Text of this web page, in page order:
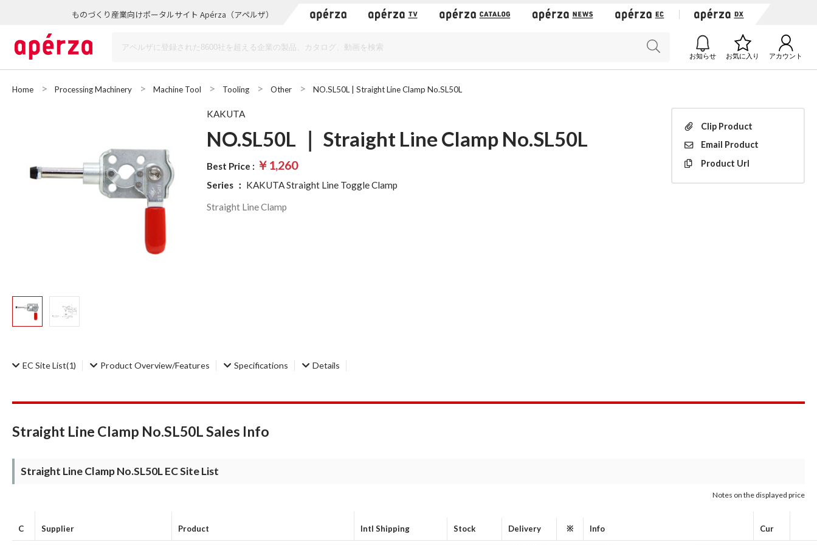
ものづくり産業向けポータルサイト Apérza（アペルザ）
お知らせ お気に入り アカウント
Home Processing Machinery Machine Tool Tooling Other NO.SL50L | Straight Line Clamp No.SL50L
KAKUTA
NO.SL50L ｜ Straight Line Clamp No.SL50L
Best Price : ￥1,260
Series ： KAKUTA Straight Line Toggle Clamp
Straight Line Clamp
Clip Product
Email Product
Product Url
EC Site List(1) Product Overview/Features Specifications Details
Straight Line Clamp No.SL50L Sales Info
Straight Line Clamp No.SL50L EC Site List
Notes on the displayed price
C Supplier Product Info Cur
Intl Shipping Stock Delivery ※